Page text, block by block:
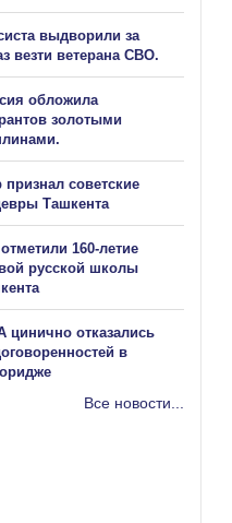
выдворили за
везти ветерана СВО.
обложила
золотыми
советские
Ташкента
160-летие
русской школы
цинично отказались
в
Все новости...